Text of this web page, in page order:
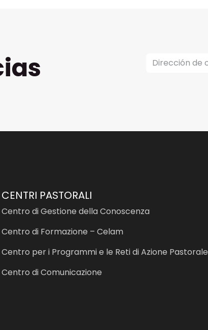
CENTRI PASTORALI
Centro di Gestione della Conoscenza
Centro di Formazione – Celam
Centro per i Programmi e le Reti di Azione Pastorale
Centro di Comunicazione